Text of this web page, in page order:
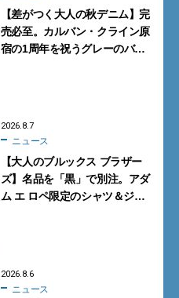
【差がつく大人の秋デニム】完
売必至。カルバン・クライン原
宿の1周年を祝うグレーのバ
2026.8.7
ニュース
【大人のブルックス ブラザー
ズ】名品を「黒」で別注。アダ
ム エ ロペ限定のシャツ＆ジャ
2026.8.6
ニュース